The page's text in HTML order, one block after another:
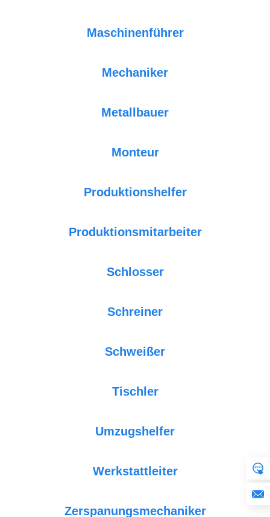
Maschinenführer
Mechaniker
Metallbauer
Monteur
Produktionshelfer
Produktionsmitarbeiter
Schlosser
Schreiner
Schweißer
Tischler
Umzugshelfer
Werkstattleiter
Zerspanungsmechaniker